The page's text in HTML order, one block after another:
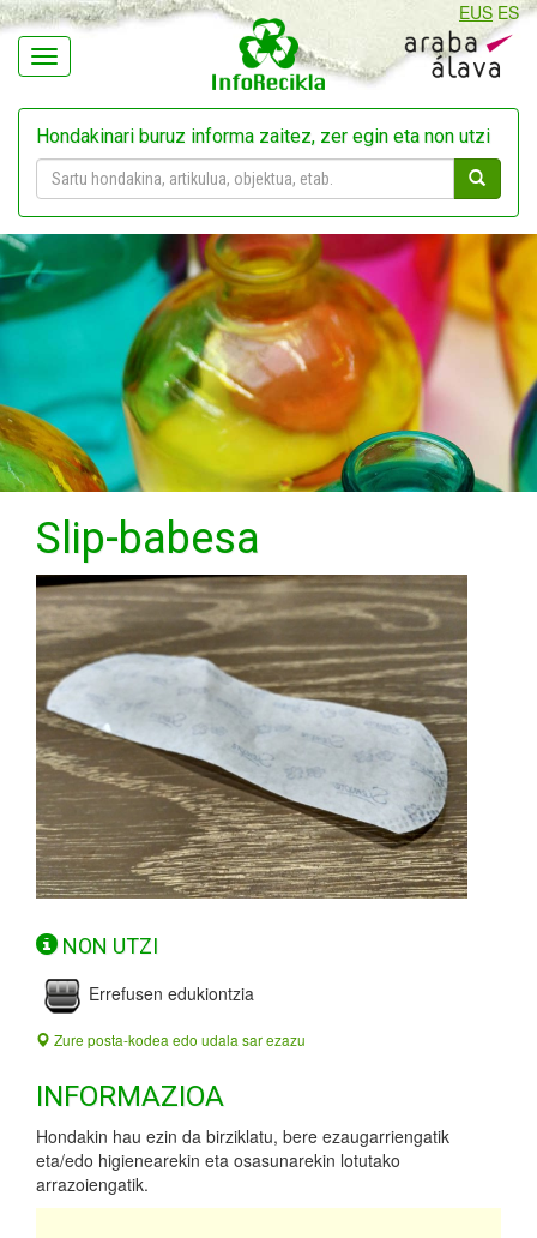
Navegación
EUS ES
Hondakinari buruz informa zaitez, zer egin eta non utzi
Slip-babesa
NON UTZI
Errefusen edukiontzia
Zure posta-kodea edo udala sar ezazu
INFORMAZIOA
Hondakin hau ezin da birziklatu, bere ezaugarriengatik
eta/edo higienearekin eta osasunarekin lotutako
arrazoiengatik.